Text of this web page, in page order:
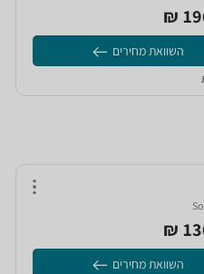
השוואת מחירים
השוואת מחירים